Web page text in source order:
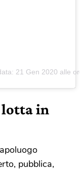
21 Gen 2020 alle
lotta in
pubblica,